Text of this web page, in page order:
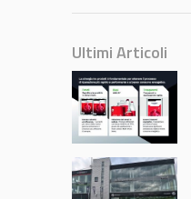
Ultimi Articoli